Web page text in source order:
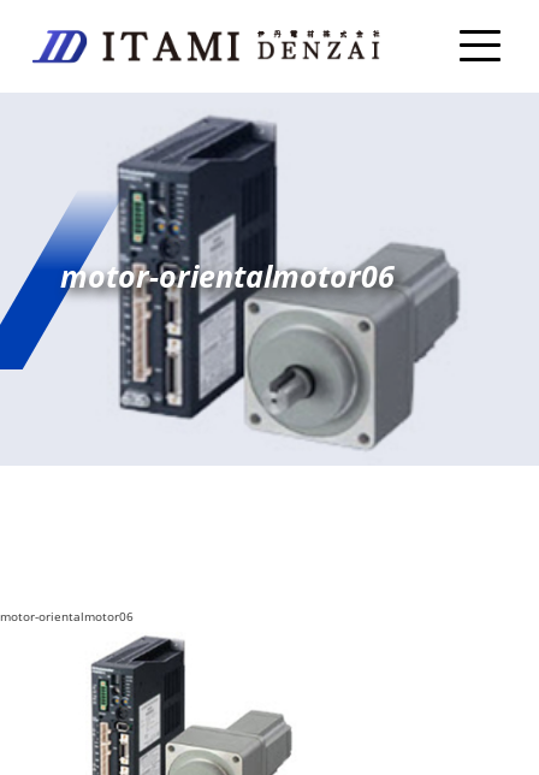
motor-orientalmotor06
motor-orientalmotor06